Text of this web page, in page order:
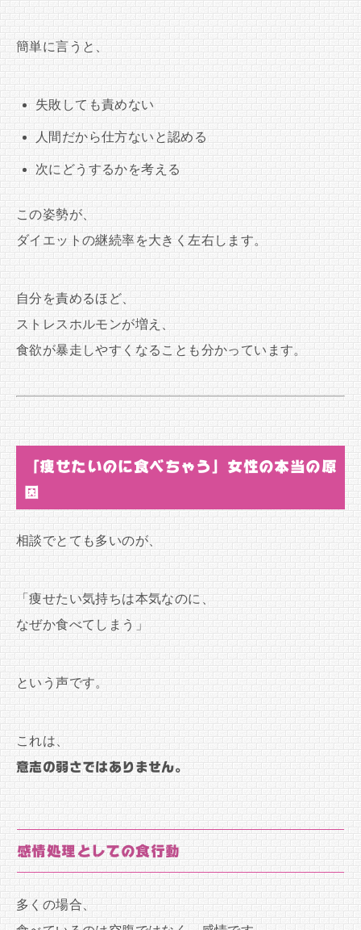
簡単に言うと、
失敗しても責めない
人間だから仕方ないと認める
次にどうするかを考える
この姿勢が、
ダイエットの継続率を大きく左右します。
自分を責めるほど、
ストレスホルモンが増え、
食欲が暴走しやすくなることも分かっています。
「痩せたいのに食べちゃう」女性の本当の原
因
相談でとても多いのが、
「痩せたい気持ちは本気なのに、
なぜか食べてしまう」
という声です。
これは、
意志の弱さではありません。
感情処理としての食行動
多くの場合、